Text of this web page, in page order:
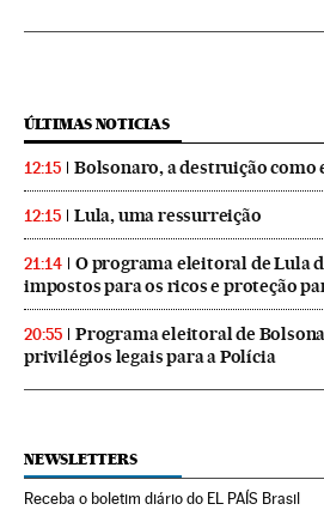
ÚLTIMAS NOTICIAS
12:15 Bolsonaro, a destruição como
12:15 Lula, uma ressurreição
21:14
O programa eleitoral de Lula
impostos para os ricos e proteção
20:55
Programa eleitoral de
privilégios legais para a Polícia
NEWSLETTERS
Receba o boletim diário do EL PAÍS Brasil